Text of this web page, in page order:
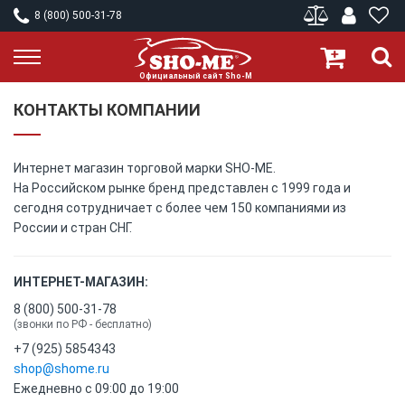
8 (800) 500-31-78
КОНТАКТЫ КОМПАНИИ
Интернет магазин торговой марки SHO-ME.
На Российском рынке бренд представлен с 1999 года и
сегодня сотрудничает с более чем 150 компаниями из
России и стран СНГ.
ИНТЕРНЕТ-МАГАЗИН:
8 (800) 500-31-78
(звонки по РФ - бесплатно)
+7 (925) 5854343
shop@shome.ru
Ежедневно с 09:00 до 19:00